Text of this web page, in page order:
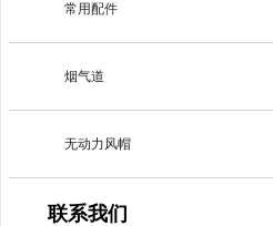
常用配件
烟气道
无动力风帽
联系我们